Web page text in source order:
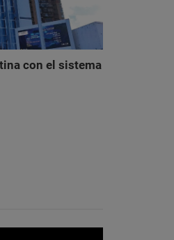
con el sistema